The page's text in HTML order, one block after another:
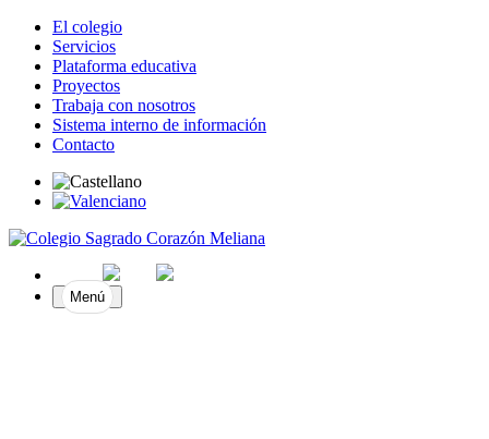
El colegio
Servicios
Plataforma educativa
Proyectos
Trabaja con nosotros
Sistema interno de información
Contacto
Menú